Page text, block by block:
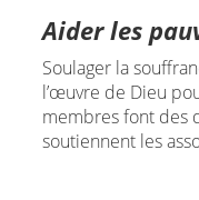
Aider les
Soulager la
l’œuvre de Dieu
membres font des
soutiennent les